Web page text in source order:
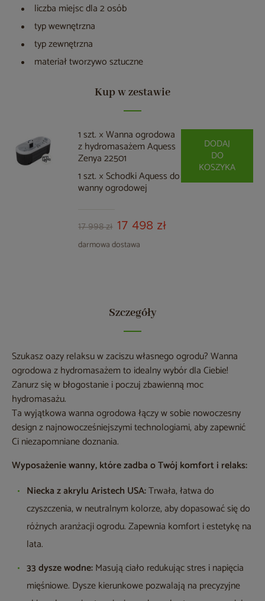
liczba miejsc dla 2 osób
typ wewnętrzna
typ zewnętrzna
materiał tworzywo sztuczne
Kup w zestawie
1 szt. × Wanna ogrodowa
z hydromasażem Aquess
Zenya 22501
1 szt. × Schodki Aquess do
wanny ogrodowej
17 998 zł 17 498 zł
darmowa dostawa
DODAJ
DO
KOSZYKA
Szczegóły
Szukasz oazy relaksu w zaciszu własnego ogrodu? Wanna
ogrodowa z hydromasażem to idealny wybór dla Ciebie!
Zanurz się w błogostanie i poczuj zbawienną moc
hydromasażu.
Ta wyjątkowa wanna ogrodowa łączy w sobie nowoczesny
design z najnowocześniejszymi technologiami, aby zapewnić
Ci niezapomniane doznania.
Wyposażenie wanny, które zadba o Twój komfort i relaks:
Niecka z akrylu Aristech USA:Trwała, łatwa do
czyszczenia, w neutralnym kolorze, aby dopasować się do
różnych aranżacji ogrodu. Zapewnia komfort i estetykę na
lata.
33 dysze wodne:Masują ciało redukując stres i napięcia
mięśniowe. Dysze kierunkowe pozwalają na precyzyjne